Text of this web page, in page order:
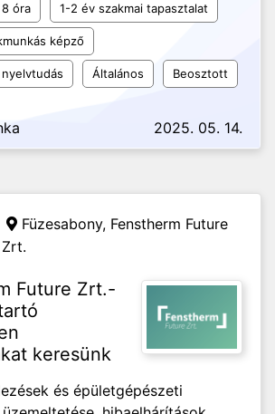
óra 1-2 év szakmai tapasztalat
képző
Általános Beosztott
2025. 05. 14.
Füzesabony, Fenstherm Future
Zrt.
Future Zrt.-
keresünk
és épületgépészeti